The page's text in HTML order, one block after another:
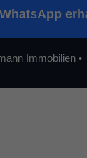
WhatsApp
Immobilien •